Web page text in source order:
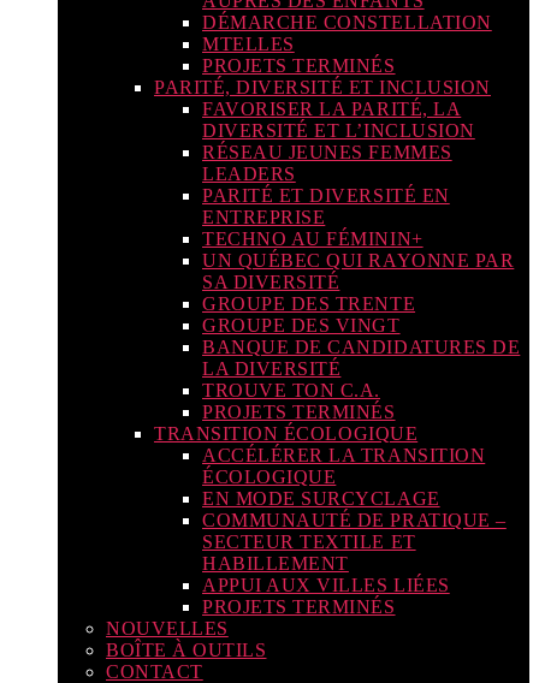
DÉMARCHE CONSTELLATION
MTELLES
PROJETS TERMINÉS
PARITÉ, DIVERSITÉ ET INCLUSION
FAVORISER LA PARITÉ, LA
DIVERSITÉ ET L’INCLUSION
RÉSEAU JEUNES FEMMES
LEADERS
PARITÉ ET DIVERSITÉ EN
ENTREPRISE
TECHNO AU FÉMININ+
UN QUÉBEC QUI RAYONNE PAR
SA DIVERSITÉ
GROUPE DES TRENTE
GROUPE DES VINGT
BANQUE DE CANDIDATURES DE
LA DIVERSITÉ
TROUVE TON C.A.
PROJETS TERMINÉS
TRANSITION ÉCOLOGIQUE
ACCÉLÉRER LA TRANSITION
ÉCOLOGIQUE
EN MODE SURCYCLAGE
COMMUNAUTÉ DE PRATIQUE –
SECTEUR TEXTILE ET
HABILLEMENT
APPUI AUX VILLES LIÉES
PROJETS TERMINÉS
NOUVELLES
BOÎTE À OUTILS
CONTACT